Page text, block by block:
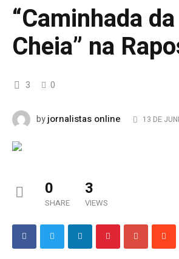
“Caminhada
Cheia” na
3 0
byjornalistas online 13 DE
0
SHARE
3
VIEWS